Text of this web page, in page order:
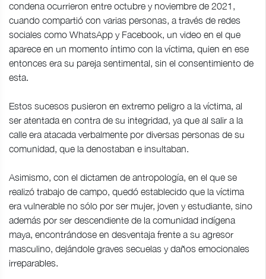
condena ocurrieron entre octubre y noviembre de 2021,
cuando compartió con varias personas, a través de redes
sociales como WhatsApp y Facebook, un video en el que
aparece en un momento íntimo con la víctima, quien en ese
entonces era su pareja sentimental, sin el consentimiento de
esta.
Estos sucesos pusieron en extremo peligro a la víctima, al
ser atentada en contra de su integridad, ya que al salir a la
calle era atacada verbalmente por diversas personas de su
comunidad, que la denostaban e insultaban.
Asimismo, con el dictamen de antropología, en el que se
realizó trabajo de campo, quedó establecido que la víctima
era vulnerable no sólo por ser mujer, joven y estudiante, sino
además por ser descendiente de la comunidad indígena
maya, encontrándose en desventaja frente a su agresor
masculino, dejándole graves secuelas y daños emocionales
irreparables.